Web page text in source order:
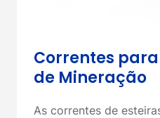
Correntes
de Mineração
As correntes de